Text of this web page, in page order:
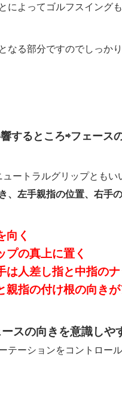
によってゴルフスイング
なる部分ですのでしっか
するところ⇨フェース
ュートラルグリップともい
、左手親指の位置、右手
向く
プの真上に置く
は人差し指と中指の
指の付け根の向き
ースの向きを意識しや
テーションをコントロー